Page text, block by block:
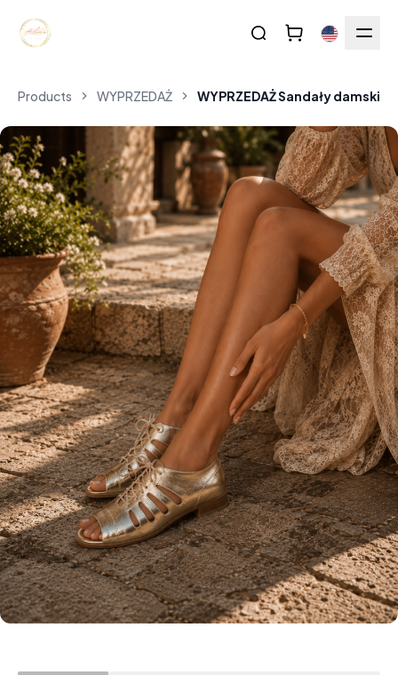
Products WYPRZEDAŻ WYPRZEDAŻ Sandały damskie